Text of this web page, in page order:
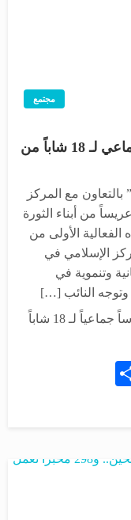
مجتمع
منظمة “مودة” تنظم حفل زفاف جماعي لـ 18 شاباً من
مع المركز
الإسلامي في توياما، عرساً جماعياً لـ 18 عريساً من أبناء الثورة
الأولى من
الإسلامي في
وتنموية في
النائب […]
ظهرت المقالة مؤسسة “مودة” تقيم عرساً جماعياً لـ 18 شاباً